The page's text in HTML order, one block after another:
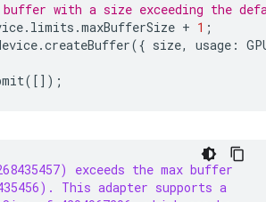
buffer with a size exceeding the
. limits .maxBufferSize + 1 ;
.createBuffer({ size, usage :
([]);
exceeds the max buffer
This adapter supports a